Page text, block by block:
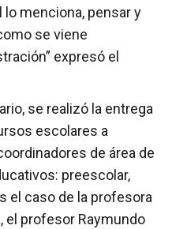
menciona, pensar y
se viene
expresó el
se realizó la entrega
escolares a
de área de
preescolar,
el caso de la profesora
el profesor Raymundo